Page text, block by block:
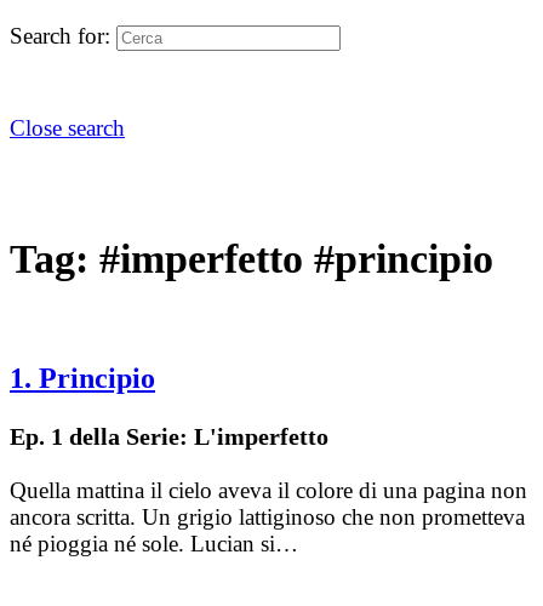
Search for:
Close search
Tag: #imperfetto #principio
1. Principio
Ep. 1 della Serie: L'imperfetto
Quella mattina il cielo aveva il colore di una pagina non
ancora scritta. Un grigio lattiginoso che non prometteva
né pioggia né sole. Lucian si…